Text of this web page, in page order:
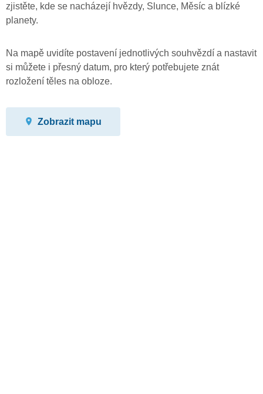
zjistěte, kde se nacházejí hvězdy, Slunce, Měsíc a blízké
planety.
Na mapě uvidíte postavení jednotlivých souhvězdí a nastavit
si můžete i přesný datum, pro který potřebujete znát
rozložení těles na obloze.
Zobrazit mapu